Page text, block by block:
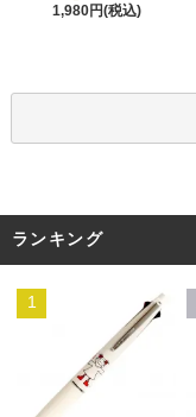
1,980円(税込)
ランキング
1